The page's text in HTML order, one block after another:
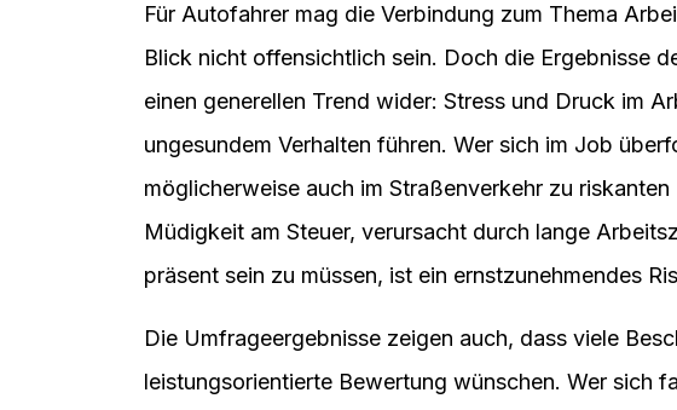
Für Autofahrer mag die Verbindung zum Thema
Blick nicht offensichtlich sein. Doch die Ergebnisse
einen generellen Trend wider: Stress und Druck im
ungesundem Verhalten führen. Wer sich im Job
möglicherweise auch im Straßenverkehr zu
Müdigkeit am Steuer, verursacht durch lange
präsent sein zu müssen, ist ein ernstzunehmendes
Die Umfrageergebnisse zeigen auch, dass viele
leistungsorientierte Bewertung wünschen. Wer sich